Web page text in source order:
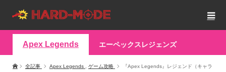
Apex Legends エーペックスレジェンズ
全記事 Apex Legends ゲーム攻略
『Apex Legends』レジェンド（キャラ